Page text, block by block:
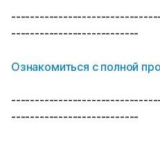
---------------------------
Ознакомиться с полной
---------------------------